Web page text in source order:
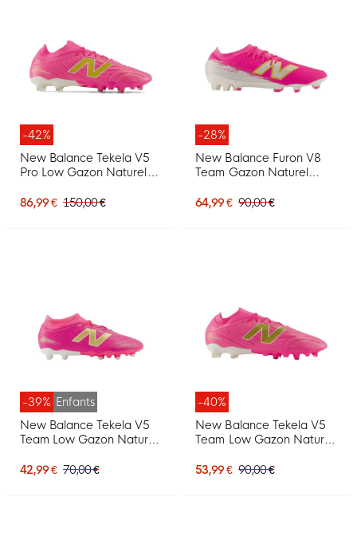
-42%
New Balance Tekela V5
Pro Low Gazon Naturel
Rose Vif Blanc Doré
86,99 € 150,00 €
-28%
New Balance Furon V8
Team Gazon Naturel
Rose Vif Blanc Doré
64,99 € 90,00 €
-39% Enfants
New Balance Tekela V5
Team Low Gazon Naturel
Enfants Rose Vif Blanc
42,99 € 70,00 €
-40%
New Balance Tekela V5
Team Low Gazon Naturel
Rose Vif Blanc Doré
53,99 € 90,00 €